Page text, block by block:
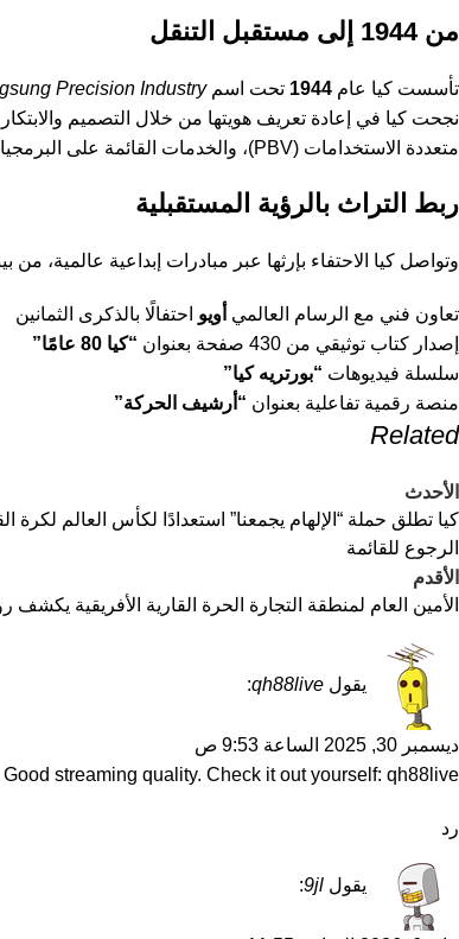
من 1944 إلى مستقبل التنقل
تأسست كيا عام 1944 تحت اسمPrecision Industry
نجحت كيا في إعادة تعريف هويتها من خلال التصميم
متعددة الاستخدامات (PBV)، والخدمات القائمة على البرمجيات.
ربط التراث بالرؤية المستقبلية
وتواصل كيا الاحتفاء بإرثها عبر مبادرات إبداعية عالمية، من
تعاون فني مع الرسام العالمي أويو احتفالًا بالذكرى الثمانين
إصدار كتاب توثيقي من 430 صفحة بعنوان
“كيا 80 عامًا”
سلسلة فيديوهات “بورتريه كيا”
منصة رقمية تفاعلية بعنوان “أرشيف الحركة”
Related
الأحدث
كيا تطلق حملة “الإلهام يجمعنا” استعدادًا لكأس العالم لكرة القدم
الرجوع للقائمة
الأقدم
الأمين العام لمنطقة التجارة الحرة القارية الأفريقية
يقول qh88live
:
ديسمبر 30, 2025 الساعة 9:53 ص
streaming quality. Check it out yourself: qh88live
رد
يقول 9jl
: